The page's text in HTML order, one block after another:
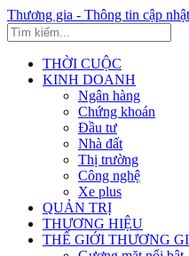
Thương gia - Thông tin cập
THỜI CUỘC
KINH DOANH
Ngân hàng
Chứng khoán
Đầu tư
Nhà đất
Thị trường
Công nghệ
Xe plus
QUẢN TRỊ
THƯƠNG HIỆU
THẾ GIỚI THƯƠNG